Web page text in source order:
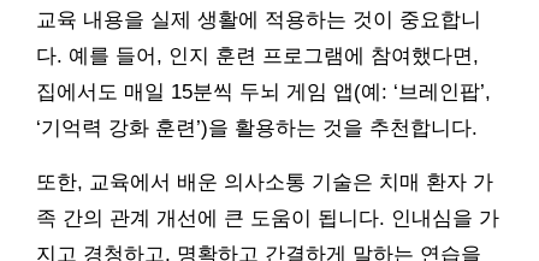
교육 내용을 실제 생활에 적용하는 것이 중요합니
다. 예를 들어, 인지 훈련 프로그램에 참여했다면,
집에서도 매일 15분씩 두뇌 게임 앱(예: ‘브레인팝’,
‘기억력 강화 훈련’)을 활용하는 것을 추천합니다.
또한, 교육에서 배운 의사소통 기술은 치매 환자 가
족 간의 관계 개선에 큰 도움이 됩니다. 인내심을 가
지고 경청하고, 명확하고 간결하게 말하는 연습을